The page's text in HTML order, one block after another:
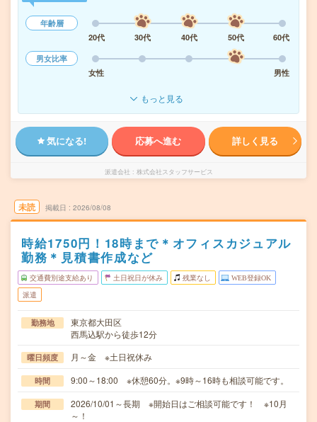
年齢層
20代
30代 40代 50代
60代
男女比率
女性
男性
もっと見る
気になる! 応募へ進む 詳しく見る
派遣会社 株式会社スタッフサービス
未読 掲載日 2026/08/08
時給1750円！18時まで＊オフィスカジュアル
勤務＊見積書作成など
交通費別途支給あり 土日祝日が休み 残業なし WEB登録OK
派遣
勤務地
東京都大田区
西馬込駅から徒歩12分
曜日頻度 月～金 ※土日祝休み
時間 9:00～18:00 ※休憩60分。※9時～16時も相談可能です。
期間
2026/10/01～長期 ※開始日はご相談可能です！ ※10月
～！